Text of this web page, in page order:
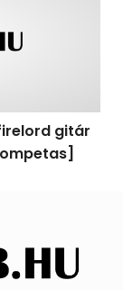
gitár